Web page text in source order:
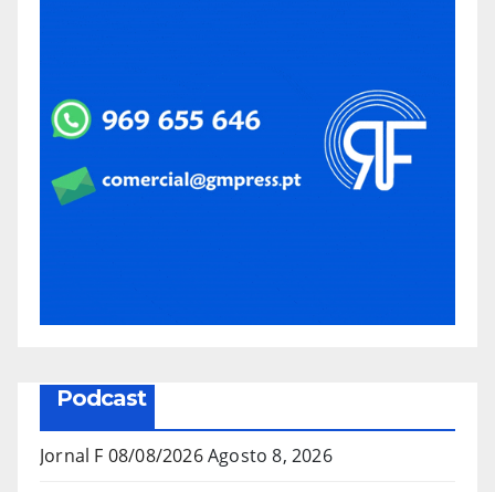
Podcast
Jornal F 08/08/2026Agosto 8, 2026